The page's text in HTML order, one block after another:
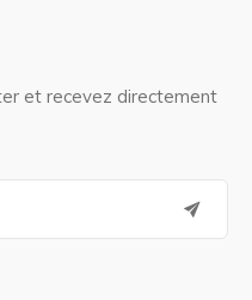
et recevez directement